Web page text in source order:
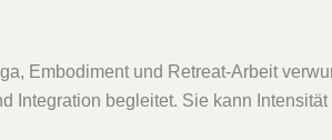
Embodiment und Retreat-Arbeit
Integration begleitet. Sie kann